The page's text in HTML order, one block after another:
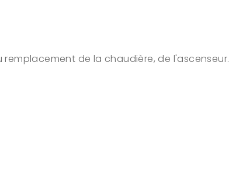
de la chaudière, de